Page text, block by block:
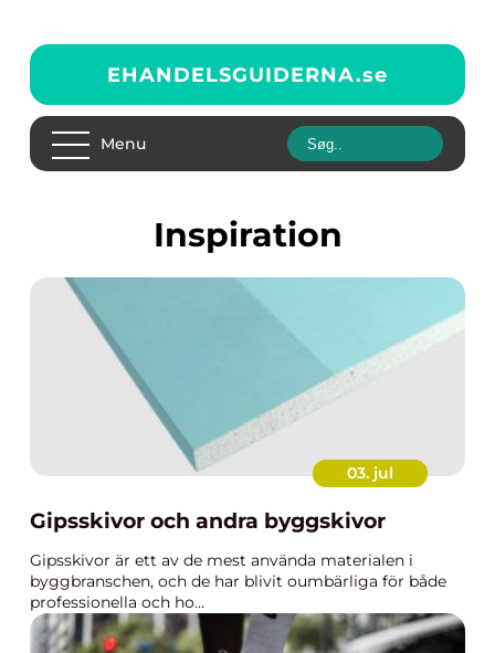
EHANDELSGUIDERNA.se
Menu
inspiration
03. jul
Gipsskivor och andra byggskivor
Gipsskivor är ett av de mest använda materialen i
byggbranschen, och de har blivit oumbärliga för både
professionella och ho...